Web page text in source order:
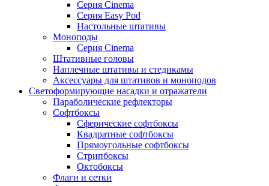
Серия Cinema
Серия Easy Pod
Настольные штативы
Моноподы
Серия Cinema
Штативные головы
Наплечные штативы и стедикамы
Аксессуары для штативов и моноподов
Светоформирующие насадки и отражатели
Параболические рефлекторы
Софтбоксы
Сферические софтбоксы
Квадратные софтбоксы
Прямоугольные софтбоксы
Стрипбоксы
Октобоксы
Флаги и сетки